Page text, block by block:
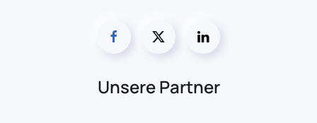
Unsere Partner